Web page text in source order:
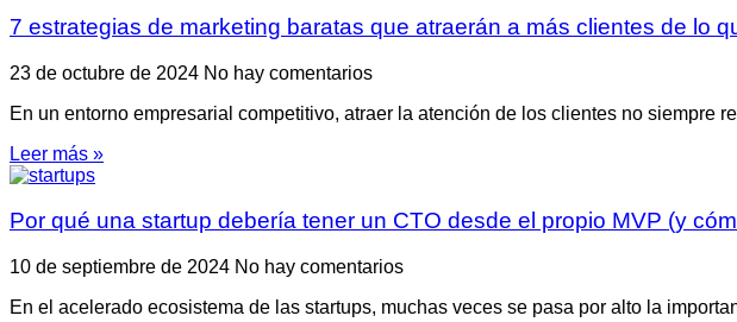
7 estrategias de marketing baratas que atraerán a más clientes de lo
23 de octubre de 2024 No hay comentarios
En un entorno empresarial competitivo, atraer la atención de los clientes no siempre
Leer más »
Por qué una startup debería tener un CTO desde el propio MVP (y
10 de septiembre de 2024 No hay comentarios
En el acelerado ecosistema de las startups, muchas veces se pasa por alto la